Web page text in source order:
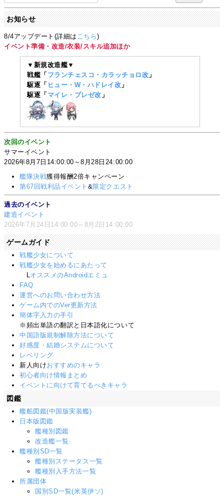
お知らせ
8/4アップデート(詳細は こちら)
イベント準備・改造/衣装/スキル追加ほか
▼新規改造艦▼
戦艦「 フランチェスコ・カラッチョロ改 」
駆逐「 ヒュー・W・ハドレイ改 」
駆逐「 マイレ・ブレゼ改 」
次回のイベント
サマーイベント
2026年8月7日14:00:00～8月28日24:00:00
艦隊決戦獲得報酬2倍キャンペーン
第67回戦利品イベント &限定クエスト
過去のイベント
建造イベント
2026年7月24日14:00:00～8月2日14:00:00
ゲームガイド
戦艦少女について
戦艦少女を始めるにあたって
LオススメのAndroidエミュ
FAQ
運営へのお問い合わせ方法
ゲーム内でのVer更新方法
簡体字入力の手引
※頻出単語の翻訳と日本語化について
中国語版規制解除方法について
好感度・結婚システムについて
レベリング
新人向けおすすめのキャラ
初心者向け情報まとめ
イベントに向けて育てるべきキャラ
図鑑
艦船図鑑(中国版実装艦)
日本版図鑑
艦種別図鑑
改造艦一覧
艦種別SD一覧
艦種別ステータス一覧
艦種別入手方法一覧
所属団体
国別SD一覧(米英伊ソ)